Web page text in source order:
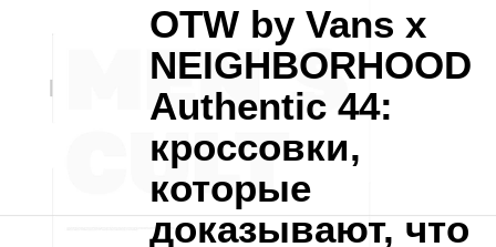
OTW by Vans x
NEIGHBORHOOD
Authentic 44:
кроссовки,
которые
доказывают, что